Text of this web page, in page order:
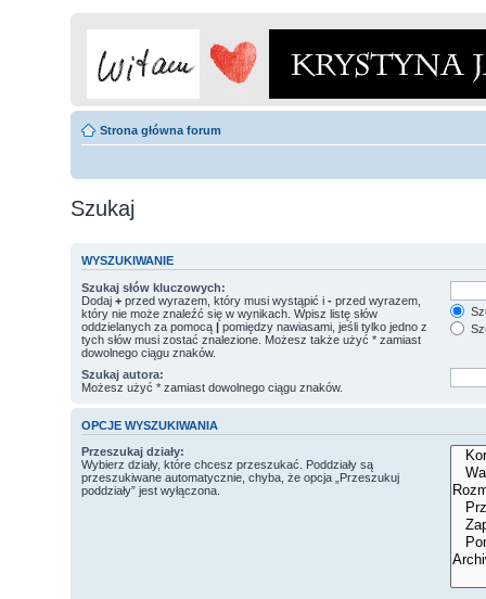
Strona główna forum
Szukaj
WYSZUKIWANIE
Szukaj słów kluczowych:
Dodaj + przed wyrazem, który musi wystąpić i - przed wyrazem,
który nie może znaleźć się w wynikach. Wpisz listę słów
oddzielanych za pomocą | pomiędzy nawiasami, jeśli tylko jedno z
tych słów musi zostać znalezione. Możesz także użyć * zamiast
dowolnego ciągu znaków.
Szukaj autora:
Możesz użyć * zamiast dowolnego ciągu znaków.
OPCJE WYSZUKIWANIA
Przeszukaj działy:
Wybierz działy, które chcesz przeszukać. Poddziały są
przeszukiwane automatycznie, chyba, że opcja „Przeszukuj
poddziały” jest wyłączona.